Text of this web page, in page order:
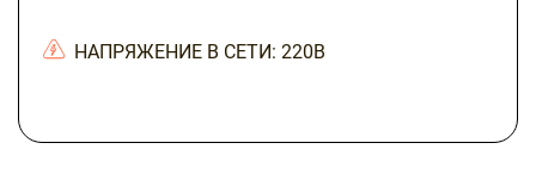
НАПРЯЖЕНИЕ В СЕТИ: 220В